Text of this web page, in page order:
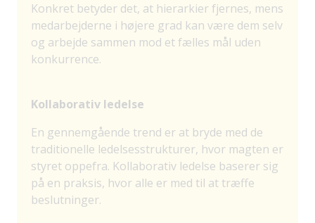
Konkret betyder det, at hierarkier fjernes, mens
medarbejderne i højere grad kan være dem selv
og arbejde sammen mod et fælles mål uden
konkurrence.
Kollaborativ ledelse
En gennemgående trend er at bryde med de
traditionelle ledelsesstrukturer, hvor magten er
styret oppefra. Kollaborativ ledelse baserer sig
på en praksis, hvor alle er med til at træffe
beslutninger.